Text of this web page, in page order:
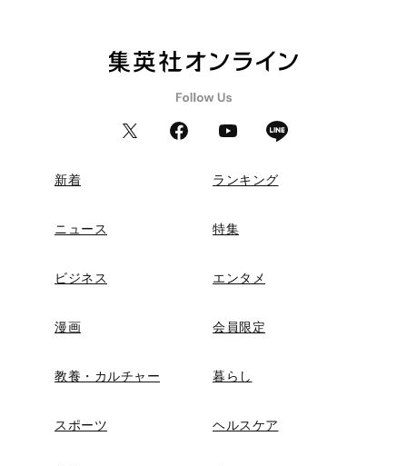
新着 ランキング
ニュース 特集
ビジネス エンタメ
漫画 会員限定
教養・カルチャー 暮らし
スポーツ ヘルスケア